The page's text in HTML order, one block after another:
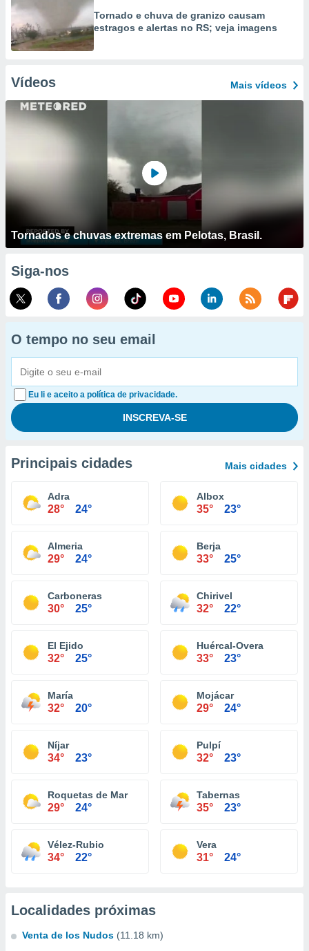
Tornado e chuva de granizo causam
estragos e alertas no RS; veja imagens
Vídeos Mais vídeos
Tornados e chuvas extremas em Pelotas, Brasil.
Siga-nos
O tempo no seu email
Eu li e aceito a política de privacidade.
Principais cidades Mais cidades
Adra
28° 24°
Albox
35° 23°
Almeria
29° 24°
Berja
33° 25°
Carboneras
30° 25°
Chirivel
32° 22°
El Ejido
32° 25°
Huércal-Overa
33° 23°
María
32° 20°
Mojácar
29° 24°
Níjar
34° 23°
Pulpí
32° 23°
Roquetas de Mar
29° 24°
Tabernas
35° 23°
Vélez-Rubio
34° 22°
Vera
31° 24°
Localidades próximas
Venta de los Nudos (11.18 km)